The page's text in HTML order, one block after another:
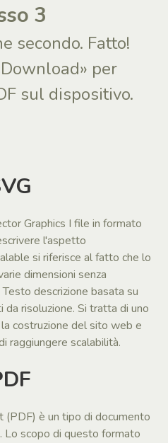
3
secondo. Fatto!
per
sul dispositivo.
Graphics I file in formato
l'aspetto
si riferisce al fatto che lo
dimensioni senza
descrizione basata su
risoluzione. Si tratta di uno
costruzione del sito web e
raggiungere scalabilità.
è un tipo di documento
scopo di questo formato